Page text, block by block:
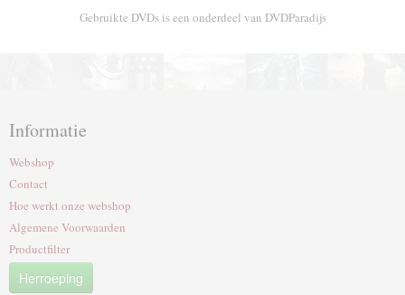
Gebruikte DVDs is een onderdeel van DVDParadijs
Informatie
Webshop
Contact
Hoe werkt onze webshop
Algemene Voorwaarden
Productfilter
Herroeping